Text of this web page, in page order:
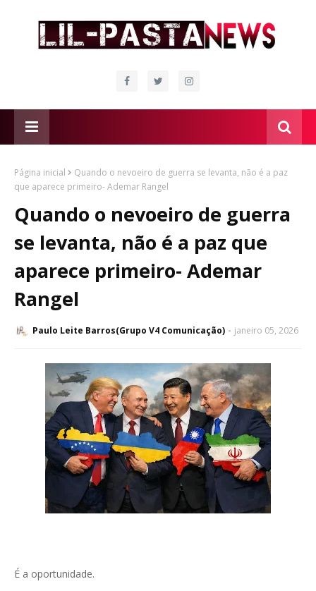
Página inicial
Quando o nevoeiro de guerra se levanta, não é a paz
que aparece primeiro- Ademar Rangel
Quando o nevoeiro de guerra
se levanta, não é a paz que
aparece primeiro- Ademar
Rangel
Paulo Leite Barros(Grupo V4 Comunicação) janeiro 05, 2026
É a oportunidade.